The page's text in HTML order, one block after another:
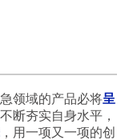
领域的产品必将呈
断夯实自身水平，
，用一项又一项的创